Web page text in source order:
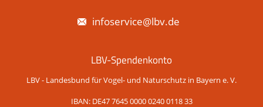
infoservice@lbv.de
LBV-Spendenkonto
LBV - Landesbund für Vogel- und Naturschutz in Bayern e. V.
IBAN: DE47 7645 0000 0240 0118 33